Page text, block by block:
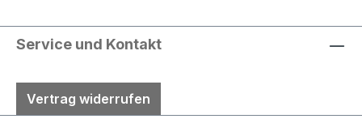
Service und Kontakt
Vertrag widerrufen